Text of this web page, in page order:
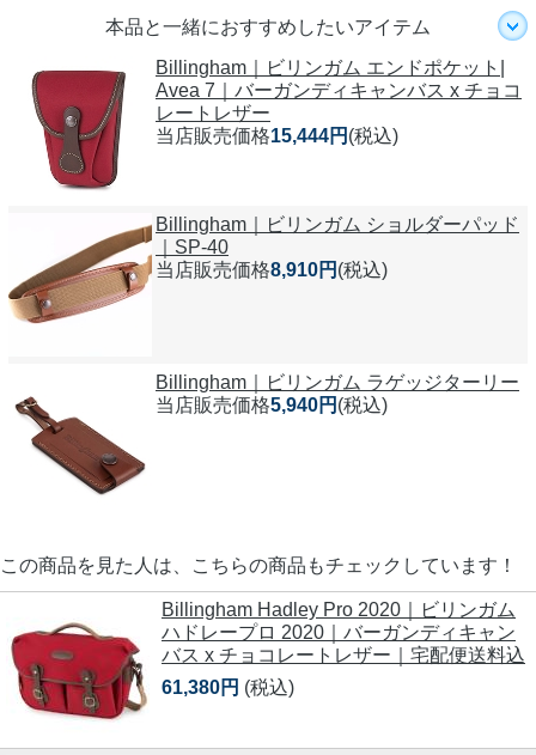
本品と一緒におすすめしたいアイテム
Billingham｜ビリンガム エンドポケット|
Avea 7｜バーガンディキャンバス x チョコ
レートレザー
当店販売価格15,444円 (税込)
Billingham｜ビリンガム ショルダーパッド
｜SP-40
当店販売価格8,910円 (税込)
Billingham｜ビリンガム ラゲッジターリー
当店販売価格5,940円 (税込)
この商品を見た人は、こちらの商品もチェックしています！
Billingham Hadley Pro 2020｜ビリンガム
ハドレープロ 2020｜バーガンディキャン
バス x チョコレートレザー｜宅配便送料込
61,380円 (税込)